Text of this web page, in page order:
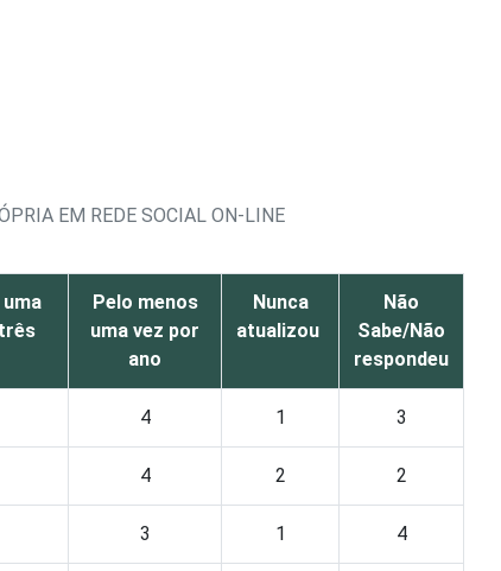
EM REDE SOCIAL ON-LINE
Pelo menos
uma vez por
ano
Nunca
atualizou
Não
Sabe/Não
respondeu
4 1 3
4 2 2
3 1 4